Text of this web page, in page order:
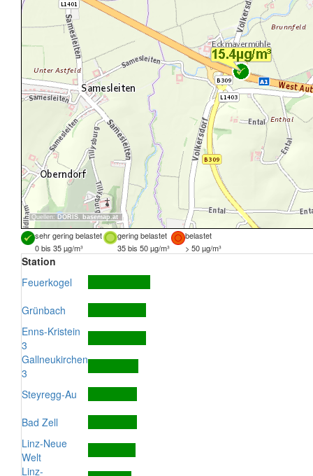
Quellen: DORIS, basemap.at
sehr gering belastet gering belastet
belastet
0 bis 35 µg/m³
35 bis 50 µg/m³ > 50 µg/m³
Station
Feuerkogel
Grünbach
Enns-Kristein
3
Gallneukirchen
3
Steyregg-Au
Bad Zell
Linz-Neue
Welt
Linz-